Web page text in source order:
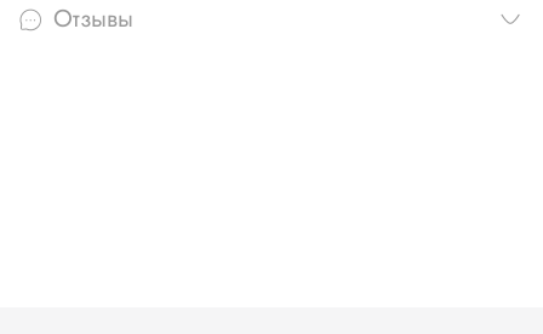
Отзывы